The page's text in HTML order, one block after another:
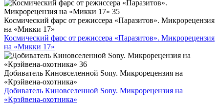
Космический фарс от режиссера «Паразитов». Микрорецензия
на «Микки 17»
Космический фарс от режиссера «Паразитов». Микрорецензия
на «Микки 17»
Добиватель Киновселенной Sony. Микрорецензия на
«Крэйвена-охотника»
Добиватель Киновселенной Sony. Микрорецензия на
«Крэйвена-охотника»